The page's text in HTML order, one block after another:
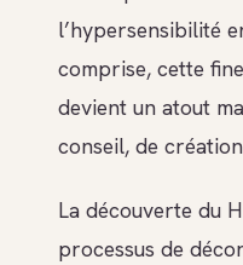
l’hypersensibilité
comprise, cette
devient un atout
conseil, de
La découverte du
processus de